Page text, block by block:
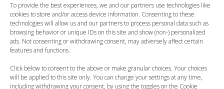
To provide the best experiences, we and our partners use technologies like
cookies to store and/or access device information. Consenting to these
technologies will allow us and our partners to process personal data such as
browsing behavior or unique IDs on this site and show (non-) personalized
ads. Not consenting or withdrawing consent, may adversely affect certain
features and functions.
Click below to consent to the above or make granular choices. Your choices
will be applied to this site only. You can change your settings at any time,
including withdrawing your consent, by using the toggles on the Cookie
sentirsi più sereno.
Leggi anche:
Giornata Mondiale